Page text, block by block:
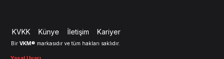
KVKK Künye İletişim Kariyer
Bir VKM® markasıdır ve tüm hakları saklıdır.